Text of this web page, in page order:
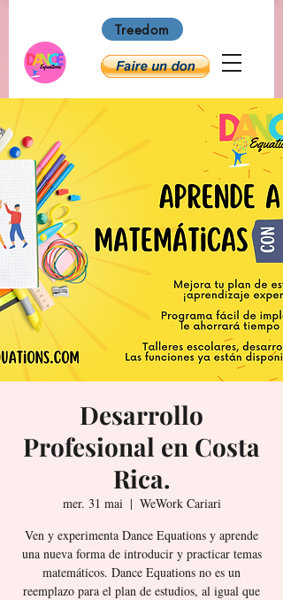
Treedom
Desarrollo
Profesional en Costa
Rica.
mer. 31 mai
  |
WeWork Cariari
Ven y experimenta Dance Equations y aprende
una nueva forma de introducir y practicar temas
matemáticos. Dance Equations no es un
reemplazo para el plan de estudios, al igual que